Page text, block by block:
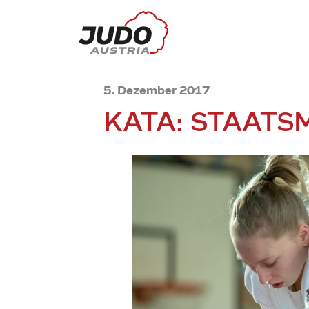
5. Dezember 2017
KATA: